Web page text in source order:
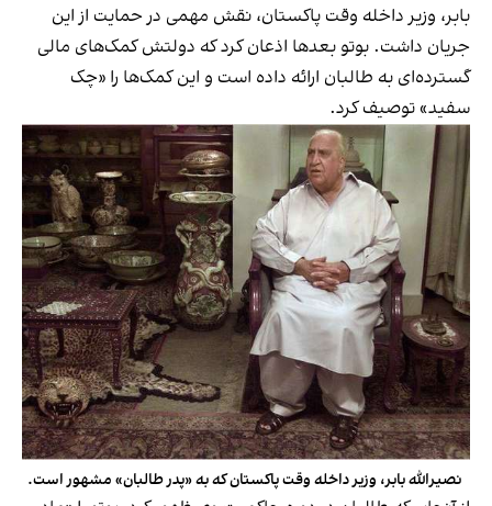
بابر، وزیر داخله وقت پاکستان، نقش مهمی در حمایت از این
جریان داشت. بوتو بعدها اذعان کرد که دولتش کمک‌های مالی
گسترده‌ای به طالبان ارائه داده است و این کمک‌ها را «چک
سفید» توصیف کرد.
نصیرالله بابر، وزیر داخله وقت پاکستان که به «پدر طالبان» مشهور است.